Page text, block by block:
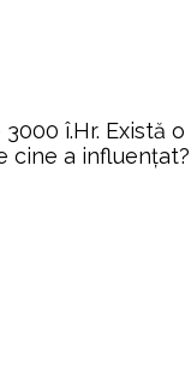
î.Hr. Există
a